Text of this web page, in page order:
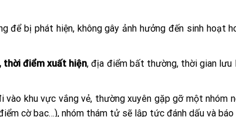
để bị phát hiện, không gây ảnh hưởng đến sinh hoạt
thời điểm xuất hiện, địa điểm bất thường, thời gian
khu vực vắng vẻ, thường xuyên gặp gỡ một nhóm
cờ bạc…), nhóm thám tử sẽ lập tức đánh dấu và báo